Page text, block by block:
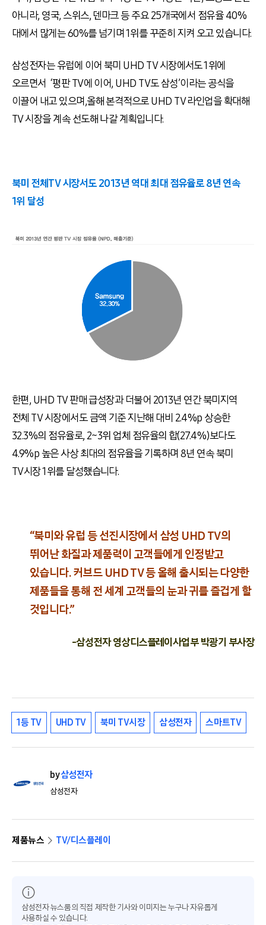
아니라, 영국, 스위스, 덴마크 등 주요 25개국에서 점유율 40%
대에서 많게는 60%를 넘기며 1위를 꾸준히 지켜 오고 있습니다.
삼성전자는 유럽에 이어 북미 UHD TV 시장에서도 1위에
오르면서 ‘평판 TV에 이어, UHD TV도 삼성’이라는 공식을
이끌어 내고 있으며,올해 본격적으로 UHD TV 라인업을 확대해
TV 시장을 계속 선도해 나갈 계획입니다.
북미 전체TV 시장서도 2013년 역대 최대 점유율로 8년 연속
1위 달성
한편, UHD TV 판매 급성장과 더불어 2013년 연간 북미지역
전체 TV 시장에서도 금액 기준 지난해 대비 2.4%p 상승한
32.3%의 점유율로, 2~3위 업체 점유율의 합(27.4%)보다도
4.9%p 높은 사상 최대의 점유율을 기록하며 8년 연속 북미
TV시장 1위를 달성했습니다.
“북미와 유럽 등 선진시장에서 삼성 UHD TV의
뛰어난 화질과 제품력이 고객들에게 인정받고
있습니다. 커브드 UHD TV 등 올해 출시되는 다양한
제품들을 통해 전 세계 고객들의 눈과 귀를 즐겁게 할
것입니다.”
-삼성전자 영상디스플레이사업부 박광기 부사장
1등 TV UHD TV 북미 TV시장 삼성전자 스마트TV
by삼성전자
삼성전자
제품뉴스 TV/디스플레이
삼성전자 뉴스룸의 직접 제작한 기사와 이미지는 누구나 자유롭게
사용하실 수 있습니다.